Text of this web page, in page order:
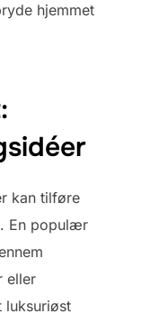
hjemmet
kan tilføre
En populær
eller
luksuriøst